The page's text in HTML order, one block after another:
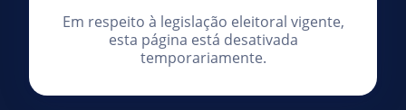
Em respeito à legislação eleitoral vigente,
esta página está desativada
temporariamente.